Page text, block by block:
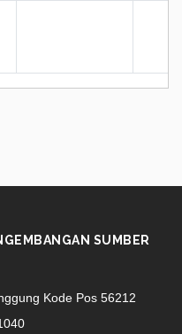
SUMBER
Kode Pos 56212